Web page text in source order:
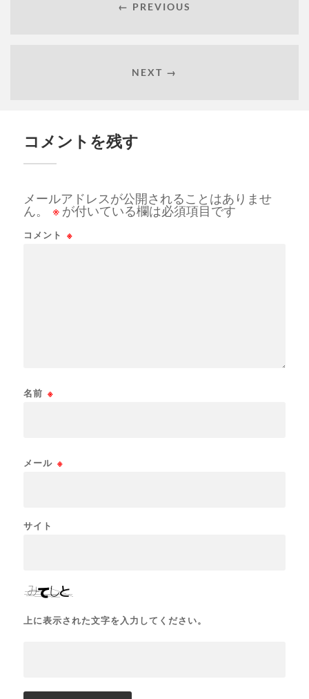
← PREVIOUS
NEXT →
コメントを残す
メールアドレスが公開されることはありませ
ん。
※ が付いている欄は必須項目です
コメント ※
名前 ※
メール ※
サイト
上に表示された文字を入力してください。